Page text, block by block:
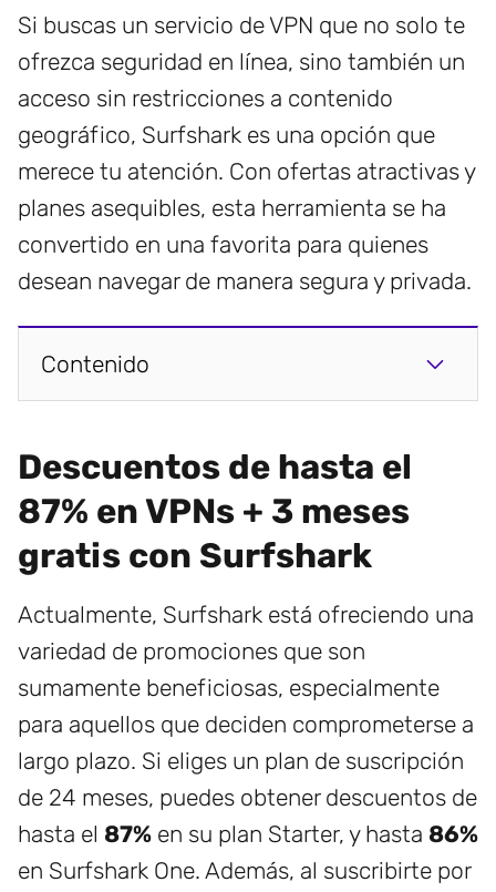
Si buscas un servicio de VPN que no solo te
ofrezca seguridad en línea, sino también un
acceso sin restricciones a contenido
geográfico, Surfshark es una opción que
merece tu atención. Con ofertas atractivas y
planes asequibles, esta herramienta se ha
convertido en una favorita para quienes
desean navegar de manera segura y privada.
Contenido
Descuentos de hasta el
87% en VPNs + 3 meses
gratis con Surfshark
Actualmente, Surfshark está ofreciendo una
variedad de promociones que son
sumamente beneficiosas, especialmente
para aquellos que deciden comprometerse a
largo plazo. Si eliges un plan de suscripción
de 24 meses, puedes obtener descuentos de
hasta el 87% en su plan Starter, y hasta 86%
en Surfshark One. Además, al suscribirte por